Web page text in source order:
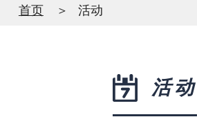
首页 活动
活动